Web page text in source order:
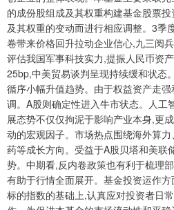
的成份股组成及其权重构建基金股票
及其权重的变动而进行相应调整。3季
卷带来价格回升拉动企业信心,九三阅
评估我国军事科技实力,提振人民币资
25bp,中美贸易谈判呈现持续缓和状态
循序小幅升值趋势。由于权益资产走
调。A股则确定性进入牛市状态。人工
展态势不仅仅拘泥于影响产业本身,更
动的宏观因子。市场热点围绕海外算
药等成长方向。受益于A股贝塔和美联
势。中期看,反内卷政策也有利于梳理
有助于行情全面展开。基金投资运作
标的指数的基础上,认真应对投资者日